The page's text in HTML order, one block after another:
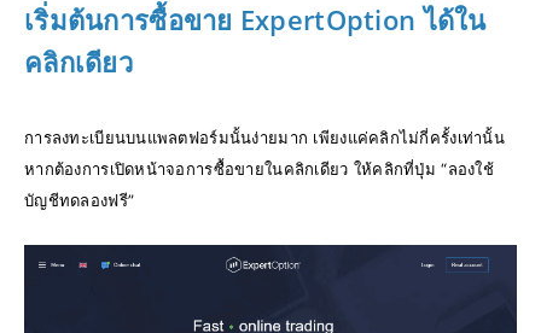
เริ่มต้นการซื้อขาย ExpertOption ได้ใน
คลิกเดียว
การลงทะเบียนบนแพลตฟอร์มนั้นง่ายมาก เพียงแค่คลิกไม่กี่ครั้งเท่านั้น
หากต้องการเปิดหน้าจอการซื้อขายในคลิกเดียว ให้คลิกที่ปุ่ม “ลองใช้
บัญชีทดลองฟรี”